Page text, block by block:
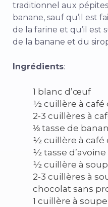
traditionnel aux
banane, sauf qu’il est
de la farine et qu’il
de la banane et du
Ingrédients:
1 blanc d’œuf
½ cuillère à café
2-3 cuillères à
⅓ tasse de
½ cuillère à café
½ tasse d’avoine
½ cuillère à
2-3 cuillères à
chocolat sans
1 cuillère à